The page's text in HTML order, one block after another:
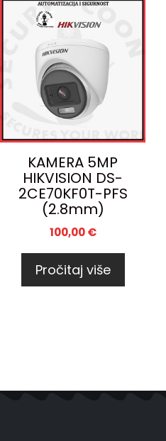
KAMERA 5MP
HIKVISION DS-
2CE70KF0T-PFS
(2.8mm)
100,00€
Pročitaj više